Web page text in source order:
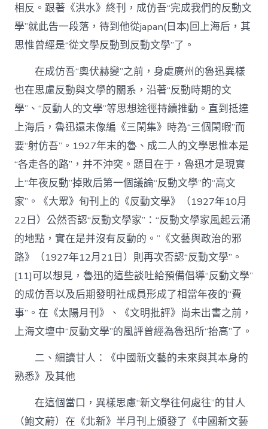
相反。跟著《洪水》終刊，成仿吾“完成我們的反動文
學”就此告一段落，待到他從japan(日本)回上海后，其
思惟曾經是“從文學反動到反動文學”了。
在成仿吾“奧伏赫變”之前，身處廣州的魯迅異樣
也在思慮反動與文學的關系，沿著“反動時期的文
學”、“反動人的文學”等思想途徑持續推動。直到抵達
上海后，魯迅還未像編《三閑集》時為“三個閑暇”而
要“射仿吾”。1927年末的魯、成二人的文學思惟本是
“各走各的路”，并不沖突。題目在于，魯迅才是現實
上“年夜反動”掉敗后第一個議論“反動文學”的“高文
家”。《大眾》旬刊上的《反動文學》（1927年10月
22日）公然否認“反動文學家”：“反動文學家風起云涌
的地點，實在是并沒有反動的。”《文藝與政治的邪
路》（1927年12月21日）則再次否認“反動文學”。
[11]可以想見，魯迅的這些談吐給預備倡導“反動文學”
的成仿吾以及后期發明社成員形成了相當年夜的“費
事”。在《太陽月刊》、《文明批評》尚未出書之前，
上海文壇中“反動文學”的風評曾經為魯迅所“抬高”了。
二、細讀甘人：《中國新文藝的未來與其本身的
熟悉》及其他
在這個當口，異樣思慮“新文學往何處往”的甘人
（鮑文蔚）在《北新》半月刊上頒發了《中國新文藝